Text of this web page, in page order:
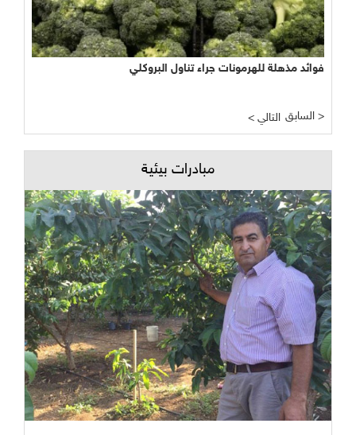
فوائد مذهلة للهرمونات جراء تناول البروكلي
< التالي السابق >
مبادرات بيئية